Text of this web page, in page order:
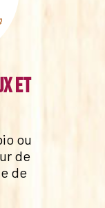
et
ou
de
de